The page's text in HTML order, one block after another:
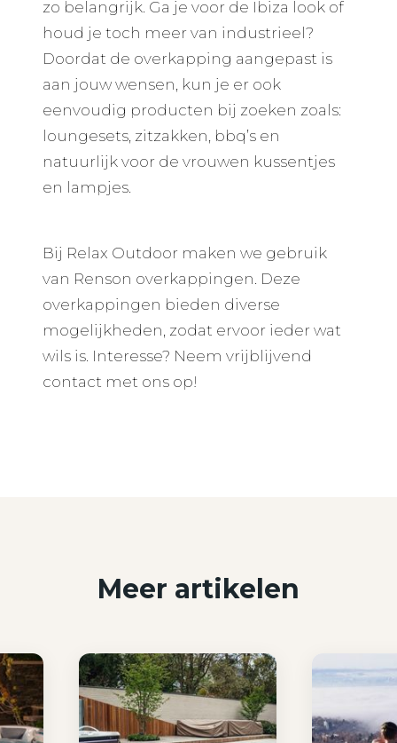
zo belangrijk. Ga je voor de Ibiza look of
houd je toch meer van industrieel?
Doordat de overkapping aangepast is
aan jouw wensen, kun je er ook
eenvoudig producten bij zoeken zoals:
loungesets zitzakken bbq’s en
natuurlijk voor de vrouwen kussentjes
en lampjes
Bij Relax Outdoor maken we gebruik
van Renson overkappingen. Deze
overkappingen bieden diverse
mogelijkheden, zodat ervoor ieder wat
wils is. Interesse? Neem vrijblijvend
contact met ons op!
Meer artikelen